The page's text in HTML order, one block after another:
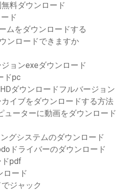
料ダウンロード
ド
ムをダウンロードする
ンロードできますか
ョンexeダウンロード
ドpc
ダウンロードフルバージョン
イブをダウンロードする方法
ューターに動画をダウンロード
グシステムのダウンロード
ドライバーのダウンロード
ドpdf
ロード
ジャック